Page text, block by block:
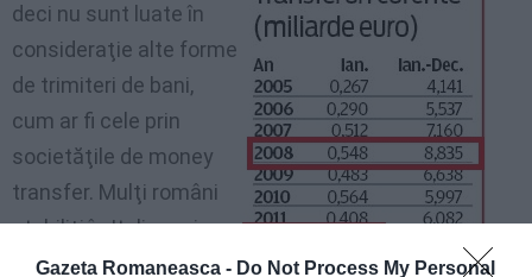
Gazeta Romaneasca - Do Not Process My Personal
deci nu sunt luate în
consideraţie alte forme
de trimiteri de bani,
cum ar fi cele prin
societăţile de money
transfer. Mulţi români
stabiliţi în Italia mai
preferă, de asemenea,